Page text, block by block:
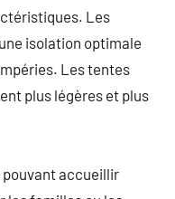
Les
isolation optimale
Les tentes
plus légères et plus
pouvant accueillir